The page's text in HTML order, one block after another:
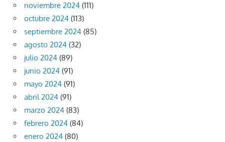
noviembre 2024 (111)
octubre 2024 (113)
septiembre 2024 (85)
agosto 2024 (32)
julio 2024 (89)
junio 2024 (91)
mayo 2024 (91)
abril 2024 (91)
marzo 2024 (83)
febrero 2024 (84)
enero 2024 (80)